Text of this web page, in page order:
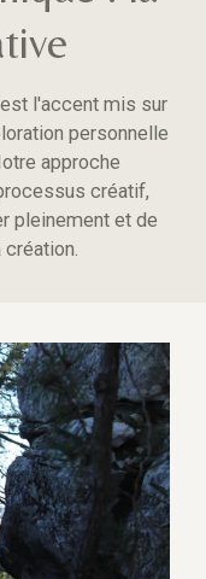
l'accent mis sur
personnelle
approche
créatif,
pleinement et de